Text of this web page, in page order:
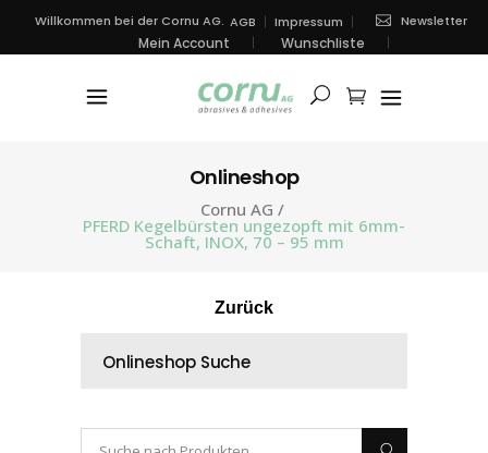
Willkommen bei der Cornu AG. AGB Impressum Newsletter
Mein Account Wunschliste
Onlineshop
Cornu AG /
PFERD Kegelbürsten ungezopft mit 6mm-
Schaft, INOX, 70 – 95 mm
Zurück
Onlineshop Suche